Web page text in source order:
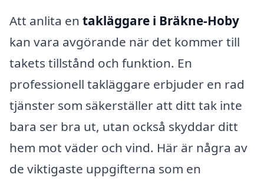
Att anlita en takläggare i Bräkne-Hoby
kan vara avgörande när det kommer till
takets tillstånd och funktion. En
professionell takläggare erbjuder en rad
tjänster som säkerställer att ditt tak inte
bara ser bra ut, utan också skyddar ditt
hem mot väder och vind. Här är några av
de viktigaste uppgifterna som en